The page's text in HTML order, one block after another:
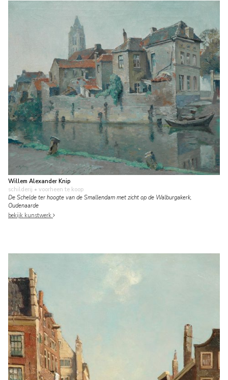
Willem Alexander Knip
schilderij • voorheen te koop
De Schelde ter hoogte van de Smallendam met zicht op de Walburgakerk,
Oudenaarde
bekijk kunstwerk